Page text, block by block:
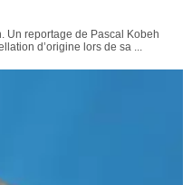
Un reportage de Pascal Kobeh
d’origine lors de sa ...